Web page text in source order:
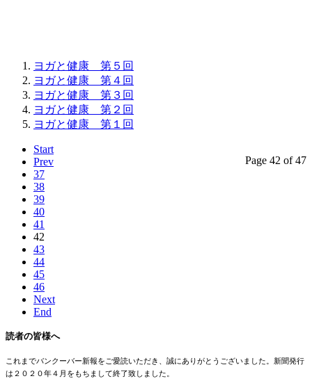
ヨガと健康 第５回
ヨガと健康 第４回
ヨガと健康 第３回
ヨガと健康 第２回
ヨガと健康 第１回
Page 42 of 47
Start
Prev
37
38
39
40
41
42
43
44
45
46
Next
End
読者の皆様へ
これまでバンクーバー新報をご愛読いただき、誠にありがとうございました。新聞発行
は２０２０年４月をもちまして終了致しました。